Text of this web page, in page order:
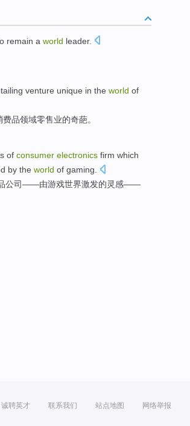
remain a world leader.
venture unique in the world of
费品领域零售业的奇葩。
of consumer electronics firm which
by the world of gaming
公司——由游戏世界激发的灵感——
诚聘英才 联系我们 站点地图 网络举报